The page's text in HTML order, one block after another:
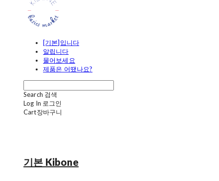
[기본]입니다
알립니다
물어보세요
제품은 어땠나요?
Search 검색
Log In 로그인
Cart장바구니
기본 Kibone